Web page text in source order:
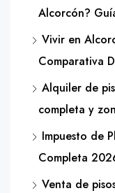
Alcorcón?
Vivir en
Comparativa
Alquiler de
completa y
Impuesto de
Completa
Venta de